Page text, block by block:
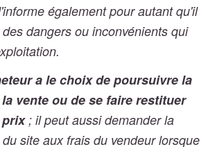
également pour autant qu'il
dangers ou inconvénients qui
a le choix de poursuivre la
vente ou de se faire restituer
; il peut aussi demander la
site aux frais du vendeur lorsque